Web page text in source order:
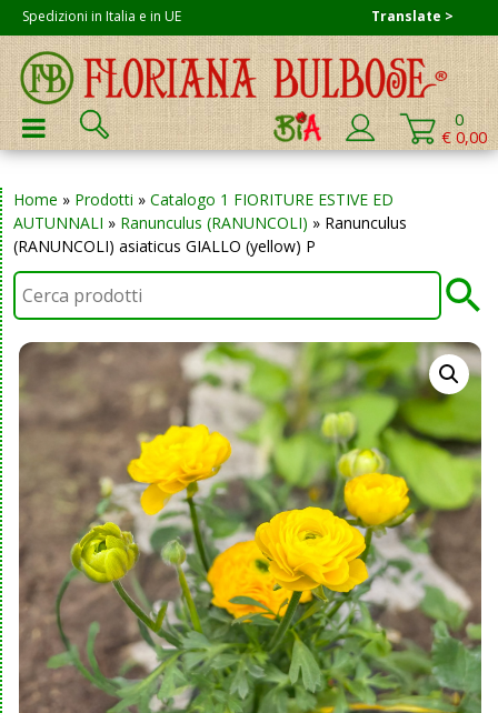
Skip
to
content
Spedizioni in Italia e in UE
Cerca:
0
€ 0,00
PRIMARY MENU
Home » Prodotti » Catalogo 1 FIORITURE ESTIVE ED
AUTUNNALI » Ranunculus (RANUNCOLI) » Ranunculus
(RANUNCOLI) asiaticus GIALLO (yellow) P
Translate >